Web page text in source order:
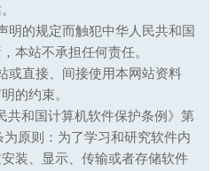
明的规定而触犯中华人民共和国
本站不承担任何责任。
或直接、间接使用本网站资料
的约束。
共和国计算机软件保护条例》第
为原则：为了学习和研究软件内
装、显示、传输或者存储软件